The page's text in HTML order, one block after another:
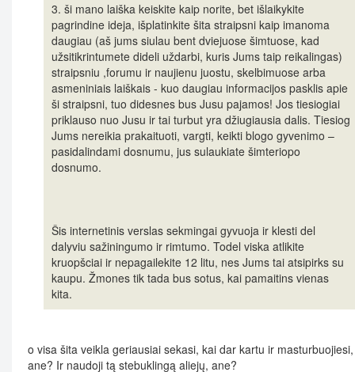
3. ši mano laiška keiskite kaip norite, bet išlaikykite
pagrindine ideja, išplatinkite šita straipsni kaip imanoma
daugiau (aš jums siulau bent dviejuose šimtuose, kad
užsitikrintumete dideli uždarbi, kuris Jums taip reikalingas)
straipsniu ,forumu ir naujienu juostu, skelbimuose arba
asmeniniais laiškais - kuo daugiau informacijos pasklis apie
ši straipsni, tuo didesnes bus Jusu pajamos! Jos tiesiogiai
priklauso nuo Jusu ir tai turbut yra džiugiausia dalis. Tiesiog
Jums nereikia prakaituoti, vargti, keikti blogo gyvenimo –
pasidalindami dosnumu, jus sulaukiate šimteriopo
dosnumo.
Šis internetinis verslas sekmingai gyvuoja ir klesti del
dalyviu sažiningumo ir rimtumo. Todel viska atlikite
kruopšciai ir nepagailekite 12 litu, nes Jums tai atsipirks su
kaupu. Žmones tik tada bus sotus, kai pamaitins vienas
kita.
o visa šita veikla geriausiai sekasi, kai dar kartu ir masturbuojiesi,
ane? Ir naudoji tą stebuklingą aliejų, ane?